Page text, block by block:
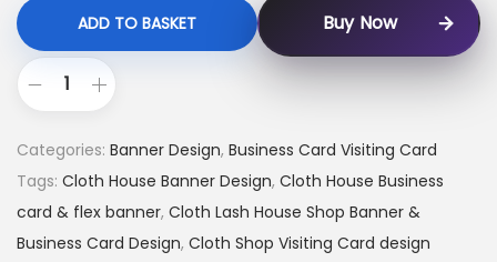
ADD TO BASKET Buy Now
Categories: Banner Design, Business Card Visiting Card
Tags: Cloth House Banner Design, Cloth House Business
card & flex banner, Cloth Lash House Shop Banner &
Business Card Design, Cloth Shop Visiting Card design